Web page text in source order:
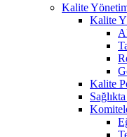
Kalite
Kalite
Kalite